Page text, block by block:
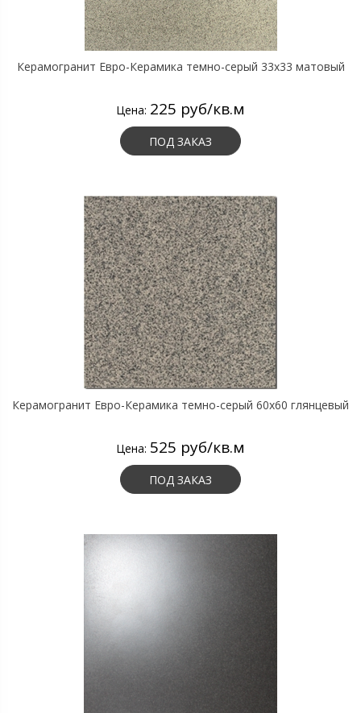
Керамогранит Евро-Керамика темно-серый 33х33 матовый
Цена: 225 руб/кв.м
ПОД ЗАКАЗ
Керамогранит Евро-Керамика темно-серый 60х60 глянцевый
Цена: 525 руб/кв.м
ПОД ЗАКАЗ